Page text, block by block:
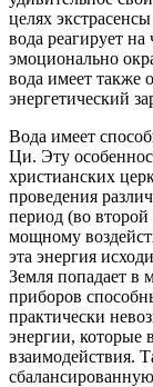
целях
вода реагирует
эмоционально
вода имеет также
энергетический
Вода имеет
Ци. Эту
христианских
проведения
период (во второй
мощному
эта энергия
Земля попадает в
приборов
практически
энергии, которые
взаимодействия.